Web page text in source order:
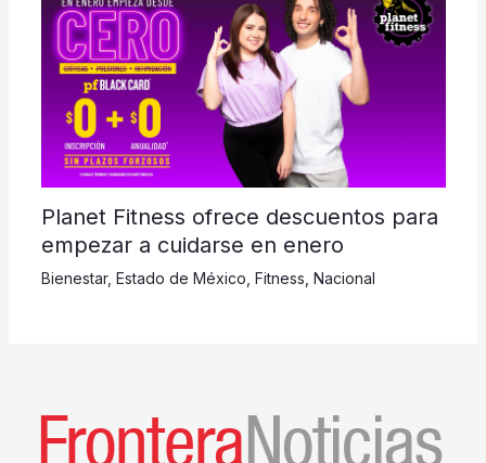
Planet Fitness ofrece descuentos para
empezar a cuidarse en enero
Bienestar, Estado de México Fitness Nacional